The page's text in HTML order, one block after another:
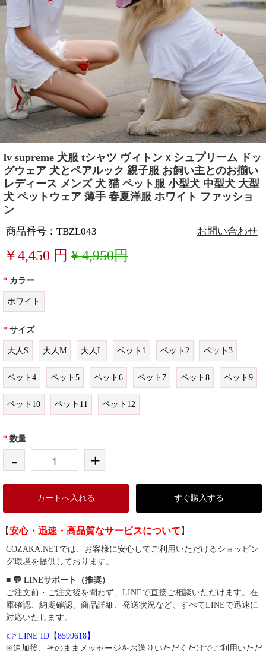
lv supreme 犬服 tシャツ ヴィトンｘシュプリーム ドッ
グウェア 犬とペアルック 親子服 お飼い主とのお揃い
レディース メンズ 犬 猫 ペット服 小型犬 中型犬 大型
犬 ペットウェア 薄手 春夏洋服 ホワイト ファッショ
ン
商品番号：TBZL043 お問い合わせ
￥4,450 円 ¥ 4,950円
* カラー
ホワイト
* サイズ
大人S 大人M 大人L ペット1 ペット2 ペット3
ペット4 ペット5 ペット6 ペット7 ペット8 ペット9
ペット10 ペット11 ペット12
* 数量
- +
カートへ入れる すぐ購入する
【安心・迅速・高品質なサービスについて 】
COZAKA.NETでは、お客様に安心してご利用いただけるショッピン
グ環境を提供しております。
■ 💬 LINEサポート（推奨）
ご注文前・ご注文後を問わず、LINEで直接ご相談いただけます。在
庫確認、納期確認、商品詳細、発送状況など、すべてLINEで迅速に
対応いたします。
👉 LINE ID【8599618】
※追加後、そのままメッセージをお送りいただくだけでご利用いただ